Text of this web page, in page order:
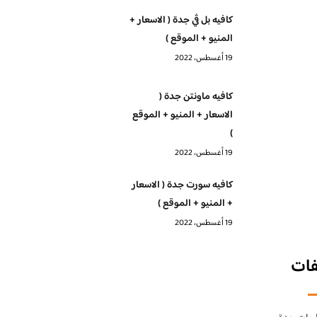
كافيه بل ڤي جدة ( الاسعار +
المنيو + الموقع )
19 أغسطس، 2022
كافيه ماونتن جدة (
الاسعار + المنيو + الموقع
)
19 أغسطس، 2022
كافيه سورت جدة ( الاسعار
+ المنيو + الموقع )
19 أغسطس، 2022